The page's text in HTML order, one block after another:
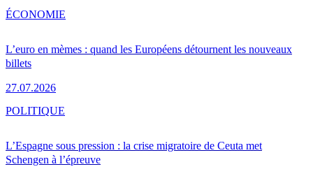
L’euro en mèmes : quand les Européens détournent les nouveaux
billets
27.07.2026
ÉCONOMIE
L’Espagne sous pression : la crise migratoire de Ceuta met
Schengen à l’épreuve
POLITIQUE